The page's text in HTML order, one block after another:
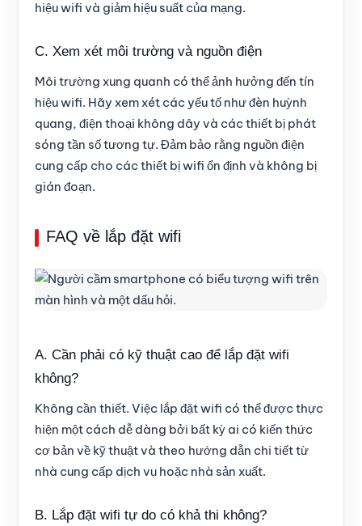
hiệu wifi và giảm hiệu suất của mạng.
C. Xem xét môi trường và nguồn điện
Môi trường xung quanh có thể ảnh hưởng đến tín
hiệu wifi. Hãy xem xét các yếu tố như đèn huỳnh
quang, điện thoại không dây và các thiết bị phát
sóng tần số tương tự. Đảm bảo rằng nguồn điện
cung cấp cho các thiết bị wifi ổn định và không bị
gián đoạn.
FAQ về lắp đặt wifi
A. Cần phải có kỹ thuật cao để lắp đặt wifi
không?
Không cần thiết. Việc lắp đặt wifi có thể được thực
hiện một cách dễ dàng bởi bất kỳ ai có kiến thức
cơ bản về kỹ thuật và theo hướng dẫn chi tiết từ
nhà cung cấp dịch vụ hoặc nhà sản xuất.
B. Lắp đặt wifi tự do có khả thi không?